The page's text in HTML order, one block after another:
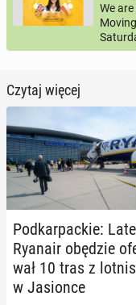
We
Czytaj więcej
Pod­kar­pac­kie:
Ryanair obędzie
wał 10 tras z
w Ja­sion­ce